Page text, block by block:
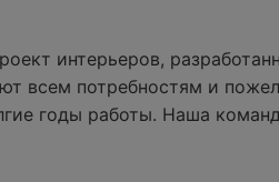
интерьеров,
всем потребностям и
годы работы. Наша